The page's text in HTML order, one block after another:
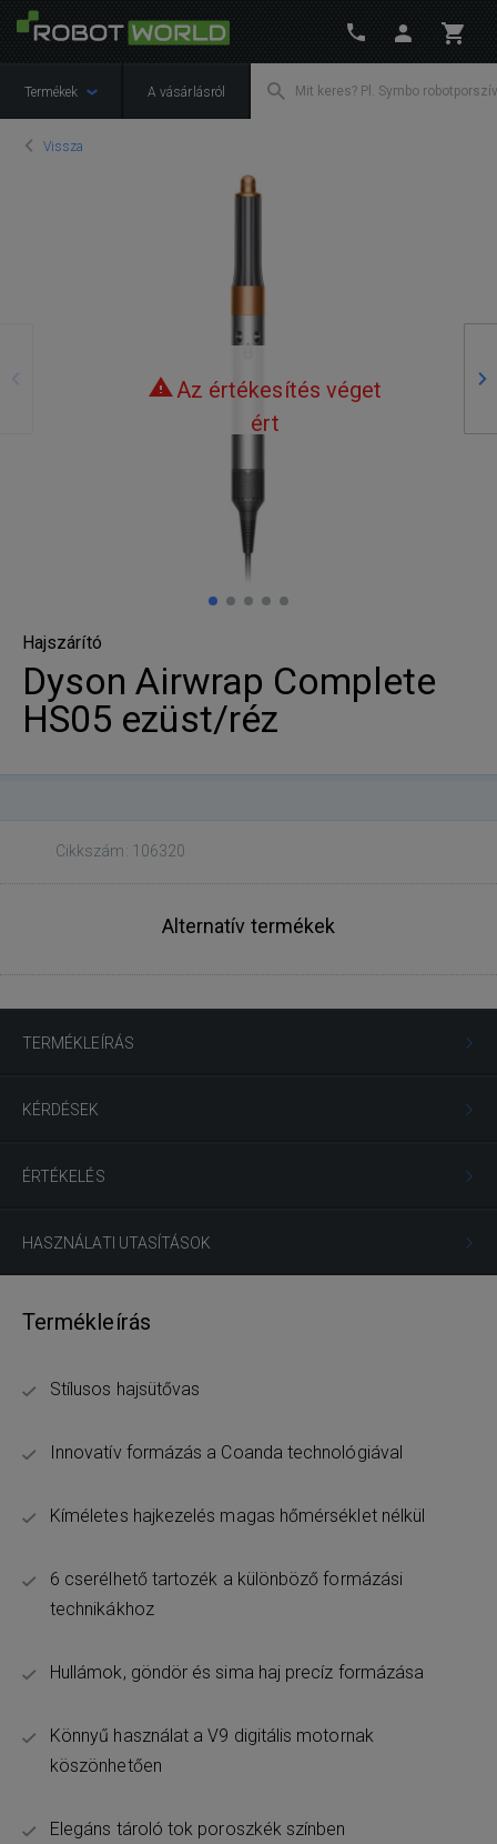
Termékek A vásárlásról
Vissza
Az értékesítés véget
ért
Hajszárító
Dyson Airwrap Complete
HS05 ezüst/réz
Cikkszám: 106320
Alternatív termékek
TERMÉKLEÍRÁS
KÉRDÉSEK
ÉRTÉKELÉS
HASZNÁLATI UTASÍTÁSOK
Termékleírás
Stílusos hajsütővas
Innovatív formázás a Coanda technológiával
Kíméletes hajkezelés magas hőmérséklet nélkül
6 cserélhető tartozék a különböző formázási
technikákhoz
Hullámok, göndör és sima haj precíz formázása
Könnyű használat a V9 digitális motornak
köszönhetően
Elegáns tároló tok poroszkék színben